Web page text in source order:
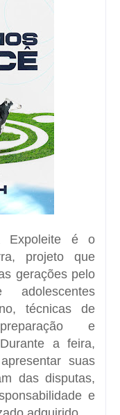
Expoleite é o
projeto que
gerações pelo
adolescentes
técnicas de
e
a feira,
suas
das disputas,
e